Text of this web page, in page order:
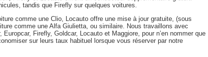
tandis que Firefly sur quelques voitures.
comme une Clio, Locauto offre une mise à jour gratuite, (sous
comme une Alfa Giulietta, ou similaire. Nous travaillons avec
Firefly, Goldcar, Locauto et Maggiore, pour n’en nommer que
sur leurs taux habituel lorsque vous réserver par notre